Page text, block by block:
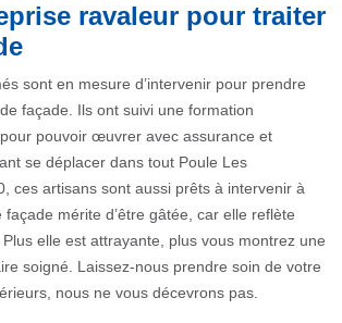
ravaleur pour traiter
sont en mesure d’intervenir pour prendre
façade. Ils ont suivi une formation
pouvoir œuvrer avec assurance et
se déplacer dans tout Poule Les
ces artisans sont aussi prêts à intervenir à
mérite d’être gâtée, car elle reflète
elle est attrayante, plus vous montrez une
soigné. Laissez-nous prendre soin de votre
nous ne vous décevrons pas.